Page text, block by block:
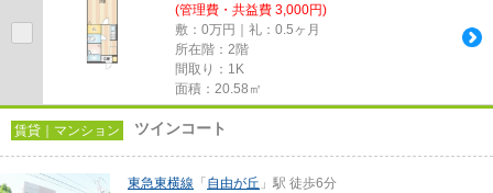
(管理費・共益費 3,000円)
敷：0万円｜礼：0.5ヶ月
所在階：2階
間取り：1K
面積：20.58㎡
賃貸｜マンション ツインコート
東急東横線 「 自由が丘 」駅 徒歩6分